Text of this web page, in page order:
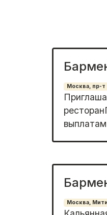
Москва, пр-т
Москва,